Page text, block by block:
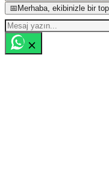
📅 Merhaba, ekibinizle bir